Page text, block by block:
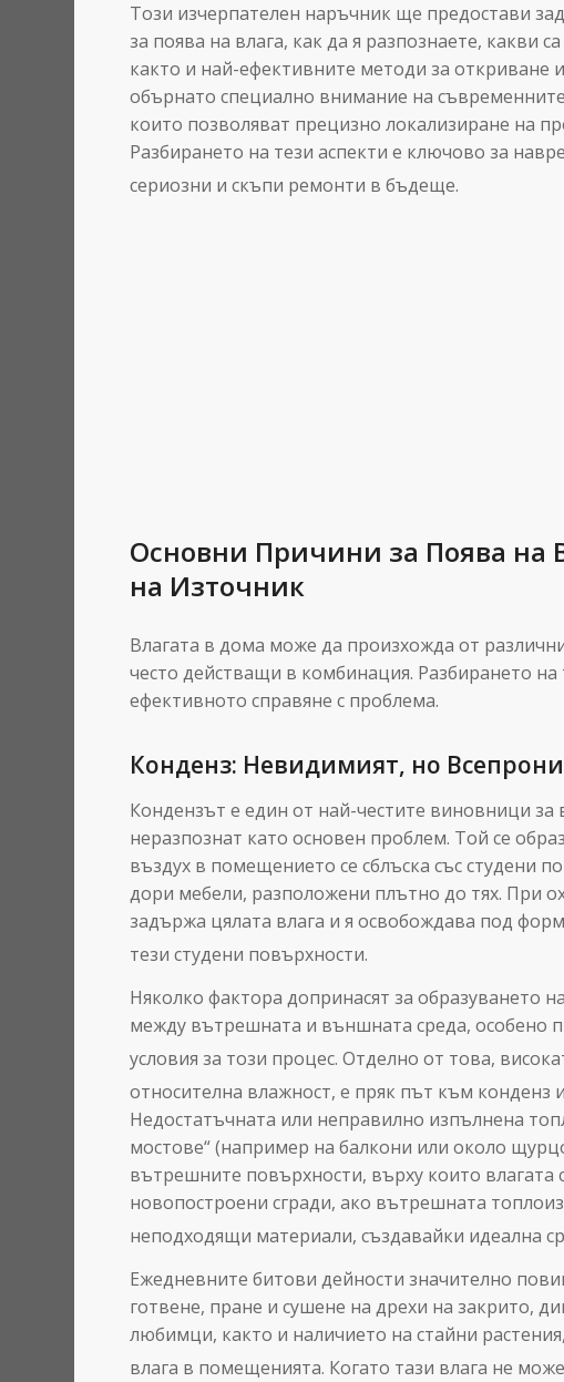
Този изчерпателен наръчник ще предостави
за поява на влага, как да я разпознаете, какви
както и най-ефективните методи за
обърнато специално внимание на
които позволяват прецизно локализиране на
Разбирането на тези аспекти е ключово за
сериозни и скъпи ремонти в бъдеще.
Основни Причини за Поява на
на Източник
Влагата в дома може да произхожда от
често действащи в комбинация. Разбирането
ефективното справяне с проблема.
Конденз: Невидимият, но
Кондензът е един от най-честите виновници
неразпознат като основен проблем. Той се
въздух в помещението се сблъска със студени
дори мебели, разположени плътно до тях. При
задържа цялата влага и я освобождава под
тези студени повърхности.
Няколко фактора допринасят за образуването
между вътрешната и външната среда, особено
условия за този процес. Отделно от това,
относителна влажност, е пряк път към конденз
Недостатъчната или неправилно изпълнена
мостове“ (например на балкони или около
вътрешните повърхности, върху които влагата
новопостроени сгради, ако вътрешната
неподходящи материали, създавайки идеална
Ежедневните битови дейности значително
готвене, пране и сушене на дрехи на закрито,
любимци, както и наличието на стайни
влага в помещенията. Когато тази влага не